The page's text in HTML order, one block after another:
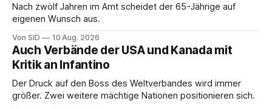
Nach zwölf Jahren im Amt scheidet der 65-Jährige auf
eigenen Wunsch aus.
Von SID 10 Aug. 2026
Auch Verbände der USA und Kanada mit
Kritik an Infantino
Der Druck auf den Boss des Weltverbandes wird immer
größer. Zwei weitere mächtige Nationen positionieren sich.